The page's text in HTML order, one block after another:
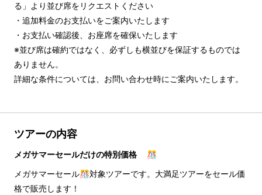
る」より並び席をリクエストください
・追加料金のお支払いをご案内いたします
・お支払い確認後、お座席を確保いたします
※並び席は確約ではなく、必ずしも横並びを保証するものでは
ありません。
詳細な条件については、お問い合わせ時にご案内いたします。
ツアーの内容
メガサマーセールだけの特別価格 🎊
メガサマーセール🎊対象ツアーです。大満足ツアーをセール価
格で販売します！